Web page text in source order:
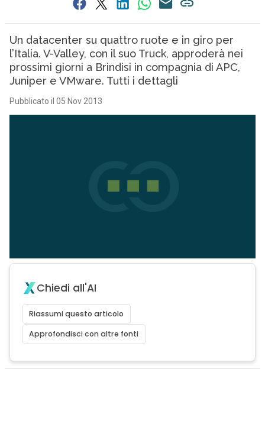
Un datacenter su quattro ruote e in giro per
l’Italia. V-Valley, con il suo Truck, approderà nei
prossimi giorni a Brindisi in compagnia di APC,
Juniper e VMware. Tutti i dettagli
Pubblicato il 05 Nov 2013
Chiedi all'AI
Riassumi questo articolo
Approfondisci con altre fonti